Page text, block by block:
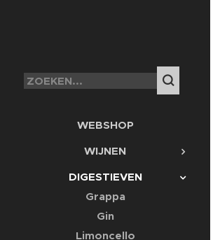
WEBSHOP
WIJNEN
DIGESTIEVEN
Grappa
Gin
Limoncello